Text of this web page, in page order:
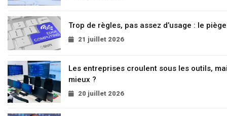
Trop de règles, pas assez d’usage : le
21 juillet 2026
Les entreprises croulent sous les outils,
mieux ?
20 juillet 2026